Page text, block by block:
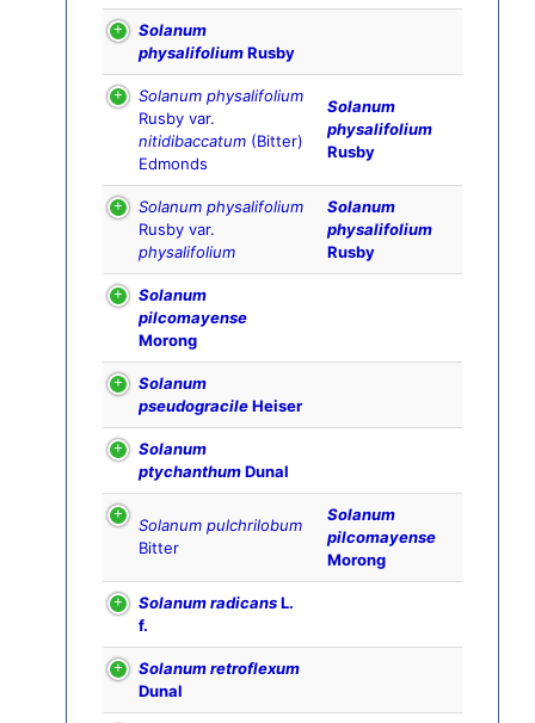
Solanum
physalifoliumRusby
Solanum physalifolium
Rusby var.
nitidibaccatum (Bitter)
Edmonds
Solanum
physalifolium
Rusby
Solanum physalifolium
Rusby var.
physalifolium
Solanum
physalifolium
Rusby
Solanum
pilcomayense
Morong
Solanum
pseudogracileHeiser
Solanum
ptychanthumDunal
Solanum pulchrilobum
Bitter
Solanum
pilcomayense
Morong
Solanum radicansL.
f.
Solanum retroflexum
Dunal